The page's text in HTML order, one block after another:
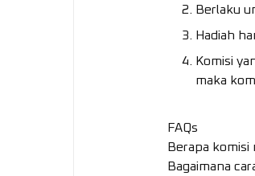
Berlaku
Hadiah
Komisi
maka
FAQs
Berapa
Bagaimana